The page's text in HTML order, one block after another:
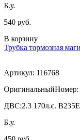
Б.у.
540 руб.
В корзину
Трубка тормозная
Артикул: 116768
ОригинальныйНомер:
ДВС:2.3 170л.с.
Б.у.